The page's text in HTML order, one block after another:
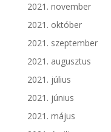
2021. november
2021. október
2021. szeptember
2021. augusztus
2021. július
2021. június
2021. május